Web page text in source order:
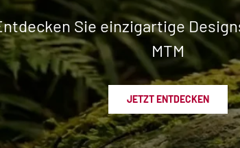
Sie einzigartige
MTM
JETZT ENTDECKEN